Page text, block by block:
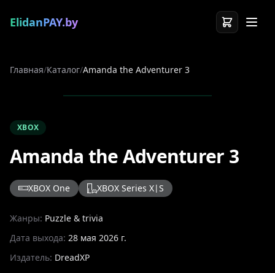
ElidanPAY.by
Главная/Каталог/Amanda the Adventurer 3
XBOX
Amanda the Adventurer 3
XBOX One XBOX Series X|S
Жанры: Puzzle & trivia
Дата выхода: 28 мая 2026 г.
Издатель: DreadXP